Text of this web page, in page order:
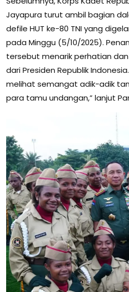
Jayapura turut ambil bagian
defile HUT ke-80 TNI yang
pada Minggu (5/10/2025).
tersebut menarik perhatian
dari Presiden Republik
melihat semangat adik-adik
para tamu undangan,” lanjut